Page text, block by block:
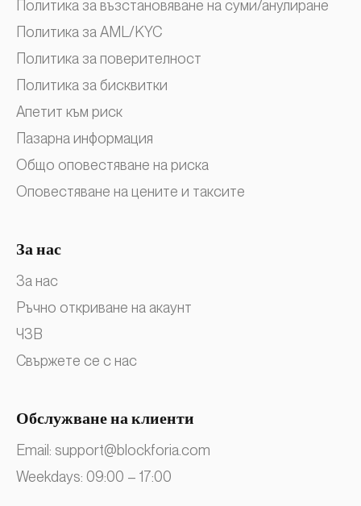
Политика за възстановяване на суми/анулиране
Политика за AML/KYC
Политика за поверителност
Политика за бисквитки
Апетит към риск
Пазарна информация
Общо оповестяване на риска
Оповестяване на цените и таксите
За нас
За нас
Ръчно откриване на акаунт
ЧЗВ
Свържете се с нас
Обслужване на клиенти
Email: support@blockforia.com
Weekdays: 09:00 – 17:00